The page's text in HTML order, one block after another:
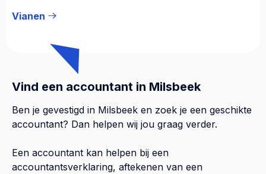
Vianen
Vind een accountant in Milsbeek
Ben je gevestigd in Milsbeek en zoek je een geschikte
accountant? Dan helpen wij jou graag verder.
Een accountant kan helpen bij een
accountantsverklaring, aftekenen van een